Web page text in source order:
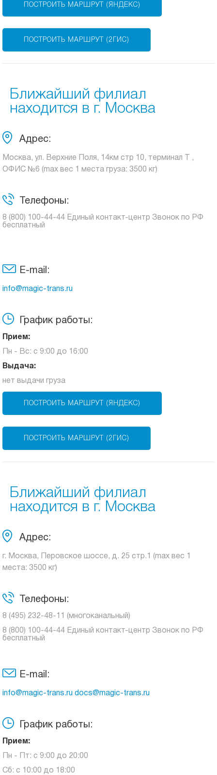
ПОСТРОИТЬ МАРШРУТ (ЯНДЕКС)
ПОСТРОИТЬ МАРШРУТ (2ГИС)
Ближайший филиал
находится в г. Москва
Адрес:
Москва, ул. Верхние Поля, 14км стр 10, терминал Т ,
ОФИС №6 (max вес 1 места груза: 3500 кг)
Телефоны:
8 (800) 100-44-44 Единый контакт-центр Звонок по РФ
бесплатный
E-mail:
info@magic-trans.ru
График работы:
Прием:
Пн - Вс: с 9:00 до 16:00
Выдача:
нет выдачи груза
ПОСТРОИТЬ МАРШРУТ (ЯНДЕКС)
ПОСТРОИТЬ МАРШРУТ (2ГИС)
Ближайший филиал
находится в г. Москва
Адрес:
г. Москва, Перовское шоссе, д. 25 стр.1 (max вес 1
места: 3500 кг)
Телефоны:
8 (495) 232-48-11 (многоканальный)
8 (800) 100-44-44 Единый контакт-центр Звонок по РФ
бесплатный
E-mail:
info@magic-trans.ru docs@magic-trans.ru
График работы:
Прием:
Пн - Пт: с 9:00 до 20:00
Сб: с 10:00 до 18:00